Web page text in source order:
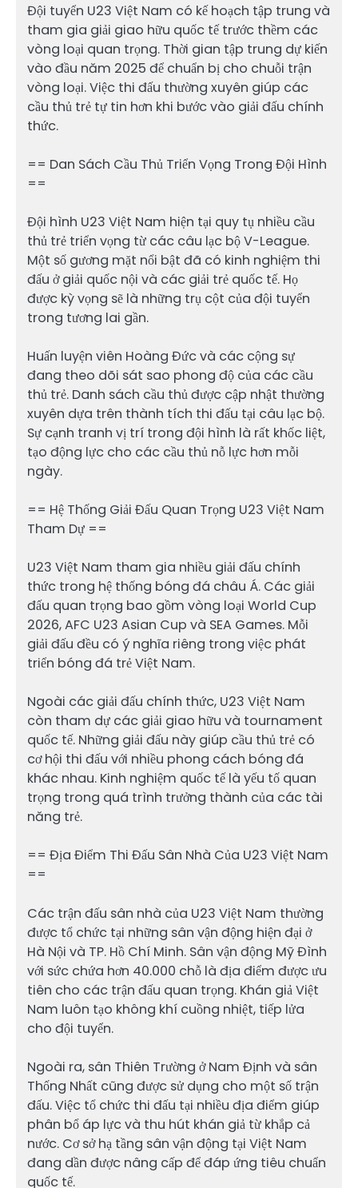
Đội tuyển U23 Việt Nam có kế hoạch tập trung và
tham gia giải giao hữu quốc tế trước thềm các
vòng loại quan trọng. Thời gian tập trung dự kiến
vào đầu năm 2025 để chuẩn bị cho chuỗi trận
vòng loại. Việc thi đấu thường xuyên giúp các
cầu thủ trẻ tự tin hơn khi bước vào giải đấu chính
thức.
== Dan Sách Cầu Thủ Triển Vọng Trong Đội Hình
==
Đội hình U23 Việt Nam hiện tại quy tụ nhiều cầu
thủ trẻ triển vọng từ các câu lạc bộ V-League.
Một số gương mặt nổi bật đã có kinh nghiệm thi
đấu ở giải quốc nội và các giải trẻ quốc tế. Họ
được kỳ vọng sẽ là những trụ cột của đội tuyển
trong tương lai gần.
Huấn luyện viên Hoàng Đức và các cộng sự
đang theo dõi sát sao phong độ của các cầu
thủ trẻ. Danh sách cầu thủ được cập nhật thường
xuyên dựa trên thành tích thi đấu tại câu lạc bộ.
Sự cạnh tranh vị trí trong đội hình là rất khốc liệt,
tạo động lực cho các cầu thủ nỗ lực hơn mỗi
ngày.
== Hệ Thống Giải Đấu Quan Trọng U23 Việt Nam
Tham Dự ==
U23 Việt Nam tham gia nhiều giải đấu chính
thức trong hệ thống bóng đá châu Á. Các giải
đấu quan trọng bao gồm vòng loại World Cup
2026, AFC U23 Asian Cup và SEA Games. Mỗi
giải đấu đều có ý nghĩa riêng trong việc phát
triển bóng đá trẻ Việt Nam.
Ngoài các giải đấu chính thức, U23 Việt Nam
còn tham dự các giải giao hữu và tournament
quốc tế. Những giải đấu này giúp cầu thủ trẻ có
cơ hội thi đấu với nhiều phong cách bóng đá
khác nhau. Kinh nghiệm quốc tế là yếu tố quan
trọng trong quá trình trưởng thành của các tài
năng trẻ.
== Địa Điểm Thi Đấu Sân Nhà Của U23 Việt Nam
==
Các trận đấu sân nhà của U23 Việt Nam thường
được tổ chức tại những sân vận động hiện đại ở
Hà Nội và TP. Hồ Chí Minh. Sân vận động Mỹ Đình
với sức chứa hơn 40.000 chỗ là địa điểm được ưu
tiên cho các trận đấu quan trọng. Khán giả Việt
Nam luôn tạo không khí cuồng nhiệt, tiếp lửa
cho đội tuyển.
Ngoài ra, sân Thiên Trường ở Nam Định và sân
Thống Nhất cũng được sử dụng cho một số trận
đấu. Việc tổ chức thi đấu tại nhiều địa điểm giúp
phân bổ áp lực và thu hút khán giả từ khắp cả
nước. Cơ sở hạ tầng sân vận động tại Việt Nam
đang dần được nâng cấp để đáp ứng tiêu chuẩn
quốc tế.